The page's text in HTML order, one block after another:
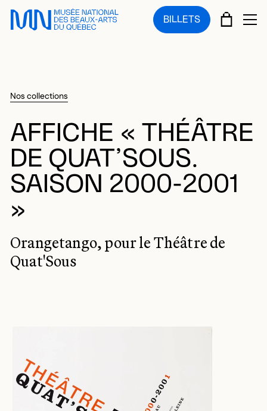
Sauter au menu principal
Sauter au contenu principal
Sauter au pied de page
BILLETS PANIER
Nos collections
AFFICHE « THÉÂTRE
DE QUAT’SOUS.
SAISON 2000-2001
»
Orangetango, pour le Théâtre de
Quat'Sous